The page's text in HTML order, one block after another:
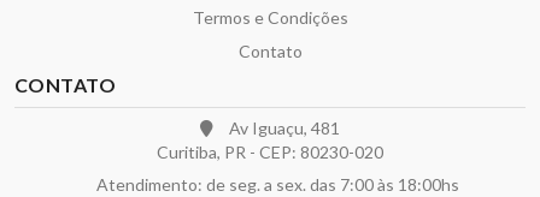
Termos e Condições
Contato
CONTATO
Av Iguaçu, 481
Curitiba, PR - CEP: 80230-020
Atendimento: de seg. a sex. das 7:00 às 18:00hs